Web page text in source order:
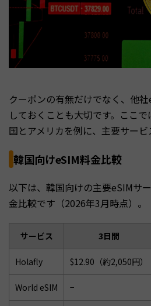
クーポンの有無だけでなく、他
しておくことも大切です。ここ
国とアメリカを例に、主要サービ
韓国向けeSIM料金比較
以下は、韓国向けの主要eSIMサ
金比較です（2026年3月時点）。
サービス 3日間
Holafly $12.90（約2,050円）
World eSIM −